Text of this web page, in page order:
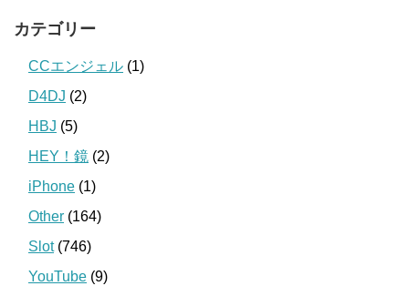
カテゴリー
CCエンジェル (1)
D4DJ (2)
HBJ (5)
HEY！鏡 (2)
iPhone (1)
Other (164)
Slot(746)
YouTube (9)